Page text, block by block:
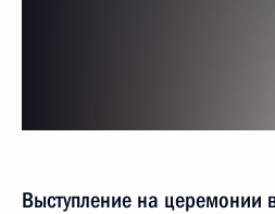
Выступление на церемонии